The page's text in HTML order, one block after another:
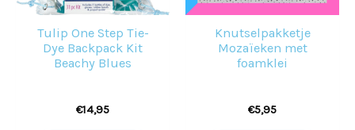
Tulip One Step Tie-
Dye Backpack Kit
Beachy Blues
€14,95
Knutselpakketje
Mozaïeken met
foamklei
€5,95
optie